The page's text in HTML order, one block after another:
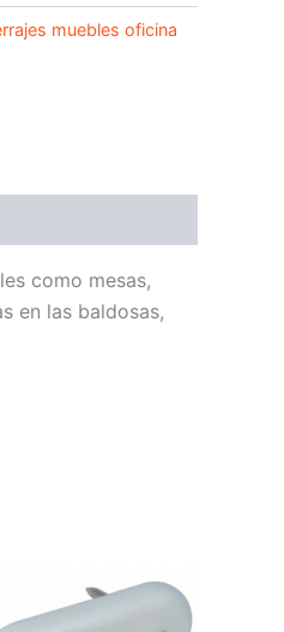
muebles oficina
como mesas,
en las baldosas,